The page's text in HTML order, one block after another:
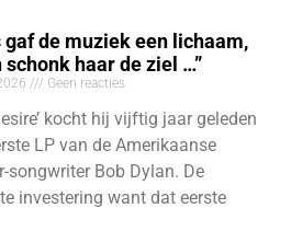
gaf de muziek een lichaam,
schonk haar de ziel …”
Geen reacties
kocht hij vijftig jaar geleden
LP van de Amerikaanse
songwriter Bob Dylan. De
investering want dat eerste